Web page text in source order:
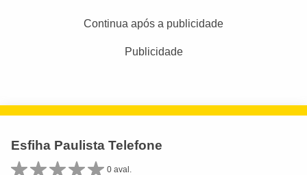
Continua após a publicidade
Publicidade
Esfiha Paulista Telefone
0 aval.